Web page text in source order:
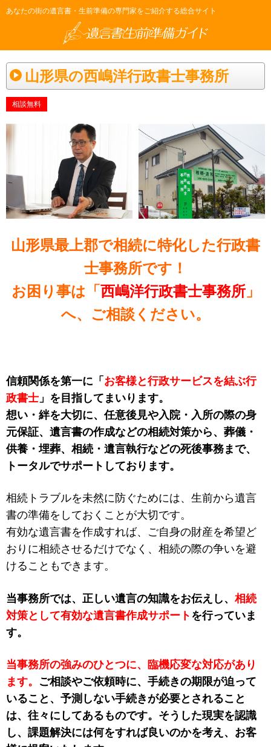
あなたの街の遺言書・生前準備の専門家をご紹介する総合サイト
山形県の西嶋洋行政書士事務所
相談無料
山形県最上郡で相続に特化した行政書
士事務所です！
お困り事は「 西嶋洋行政書士事務所」
へ、ご相談ください。
信頼関係を第一に「 お客様と行政サービスを結ぶ行
政書士 」を目指してまいります。
想い・絆を大切に、任意後見や入院・入所の際の身
元保証、遺言書の作成などの相続対策から、葬儀・
供養・埋葬、相続・遺言執行などの死後事務まで、
トータルでサポートしております。
相続トラブルを未然に防ぐためには、生前から遺言
書の準備をしておくことが大切です。
有効な遺言書を作成すれば、ご自身の財産を希望ど
おりに相続させるだけでなく、相続の際の争いを避
けることもできます。
当事務所では、正しい遺言の知識をお伝えし、 相続
対策として有効な遺言書作成サポート を行っていま
す。
当事務所の強みのひとつに、臨機応変な対応があり
ます。 ご相談やご依頼時に、手続きの期限が迫って
いること、予測しない手続きが必要とされること
は、往々にしてあるものです。そうした現実を認識
し、課題解決には何をすれば良いのかを考え、お客